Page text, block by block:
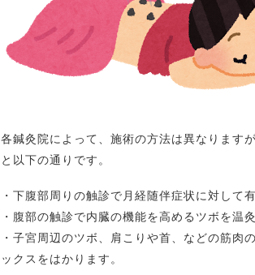
各鍼灸院によって、施術の方法は異なります
と以下の通りです。
・下腹部周りの触診で月経随伴症状に対して
・腹部の触診で内臓の機能を高めるツボを温
・子宮周辺のツボ、肩こりや首、などの筋肉
ックスをはかります。